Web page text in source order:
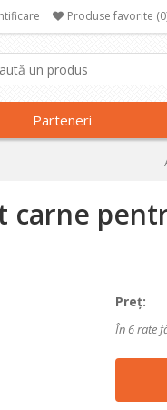
Produse favorite
Parteneri
Preţ:
În 6 rate